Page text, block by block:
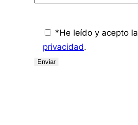
*He leído y acepto la
privacidad.